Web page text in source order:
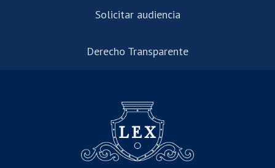
Solicitar audiencia
Derecho Transparente